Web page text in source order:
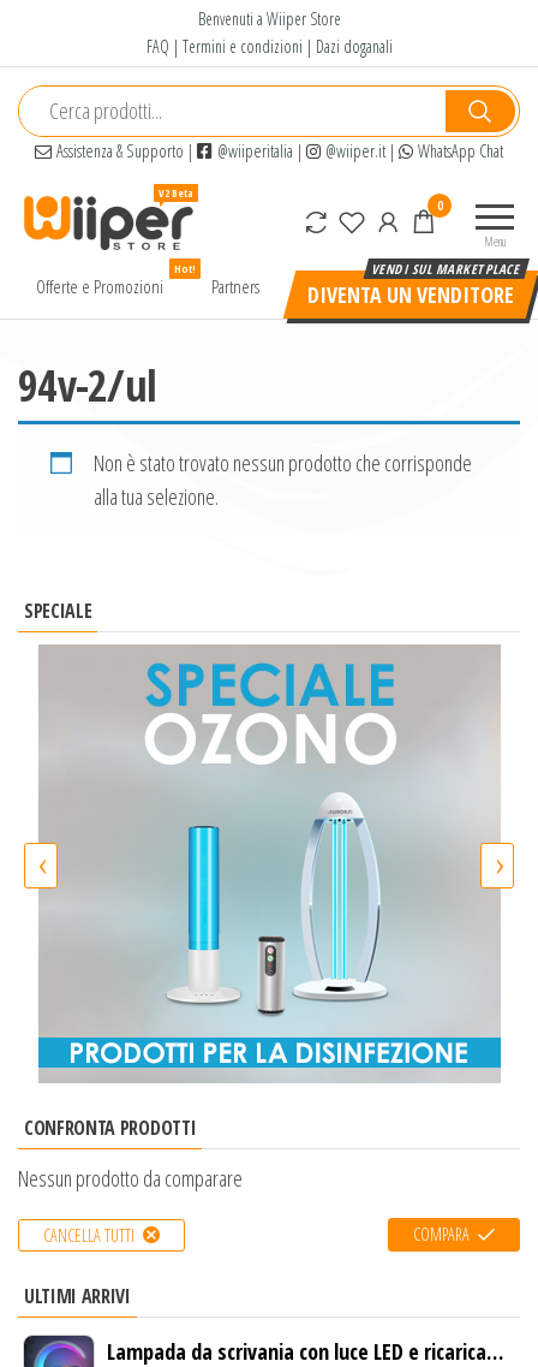
contenuto
Benvenuti a Wiiper Store
FAQ | Termini e condizioni | Dazi doganali
Assistenza & Supporto | @wiiperitalia | @wiiper.it| WhatsApp Chat
alta
Menu
0
Offerte e Promozioni
Hot!
Partners DIVENTA UN VENDITORE
94v-2/ul
Non è stato trovato nessun prodotto che corrisponde
alla tua selezione.
SPECIALE
‹ ›
CONFRONTA PRODOTTI
Nessun prodotto da comparare
CANCELLA TUTTI COMPARA
ULTIMI ARRIVI
Lampada da scrivania con luce LED e ricarica